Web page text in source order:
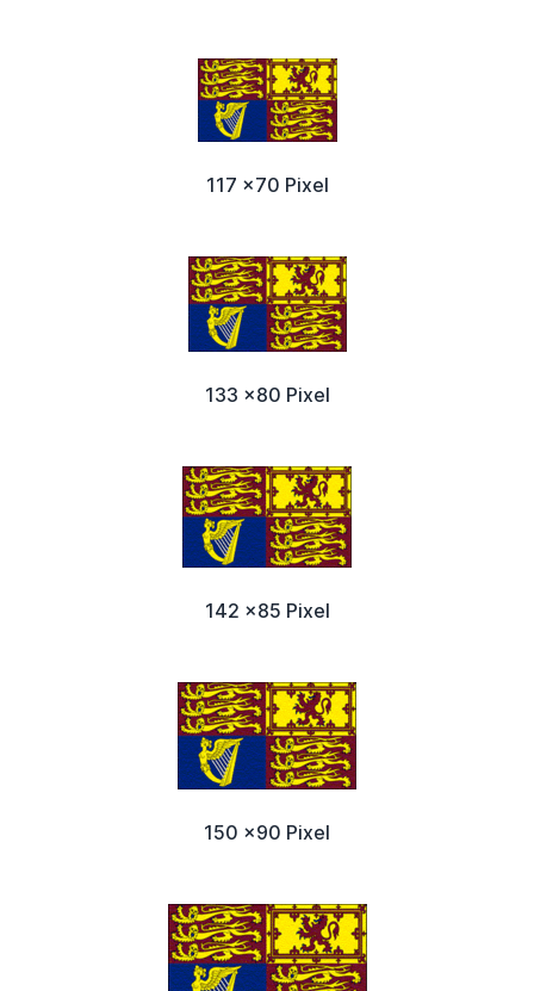
117 x70 Pixel
133 x80 Pixel
142 x85 Pixel
150 x90 Pixel